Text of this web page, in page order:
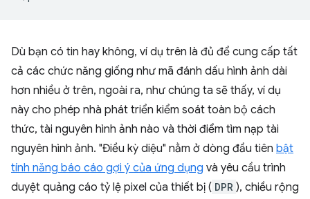
Dù bạn có tin hay không, ví dụ trên là đủ để cung cấp tất
cả các chức năng giống như mã đánh dấu hình ảnh dài
hơn nhiều ở trên, ngoài ra, như chúng ta sẽ thấy, ví dụ
này cho phép nhà phát triển kiểm soát toàn bộ cách
thức, tài nguyên hình ảnh nào và thời điểm tìm nạp tài
nguyên hình ảnh. "Điều kỳ diệu" nằm ở dòng đầu tiên bật
tính năng báo cáo gợi ý của ứng dụng và yêu cầu trình
duyệt quảng cáo tỷ lệ pixel của thiết bị ( DPR ), chiều rộng